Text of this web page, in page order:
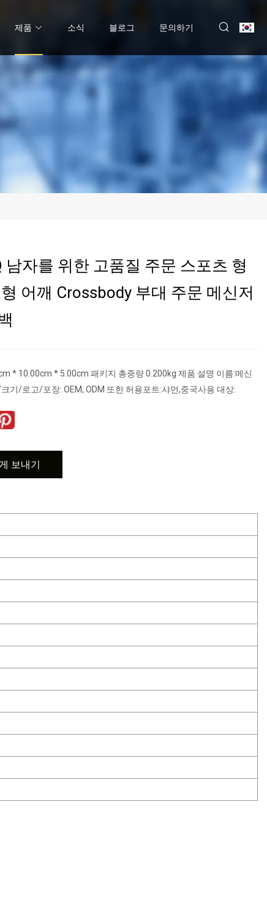
제품 소식 블로그 문의하기
남자를 위한 고품질 주문 스포츠 형
어깨 Crossbody 부대 주문 메신저
* 10.00cm * 5.00cm 패키지 총중량 0.200kg 제품 설명 이름:메신
기/로고/포장: OEM, ODM 또한 허용포트:샤먼,중국사용 대상:
보내기